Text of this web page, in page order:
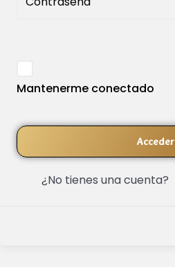
Mantenerme conectado
Acceder
¿No tienes una cuenta?